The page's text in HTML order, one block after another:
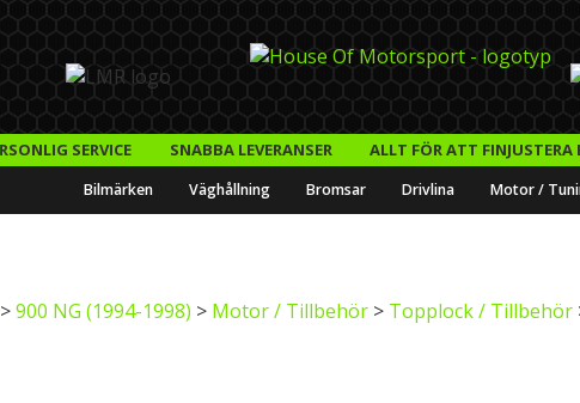
SERVICE SNABBA LEVERANSER ALLT FÖR ATT FINJUSTERA
Bilmärken Väghållning Bromsar Drivlina Motor /
>900 NG (1994-1998) > Motor / Tillbehör > Topplock / Tillbehör